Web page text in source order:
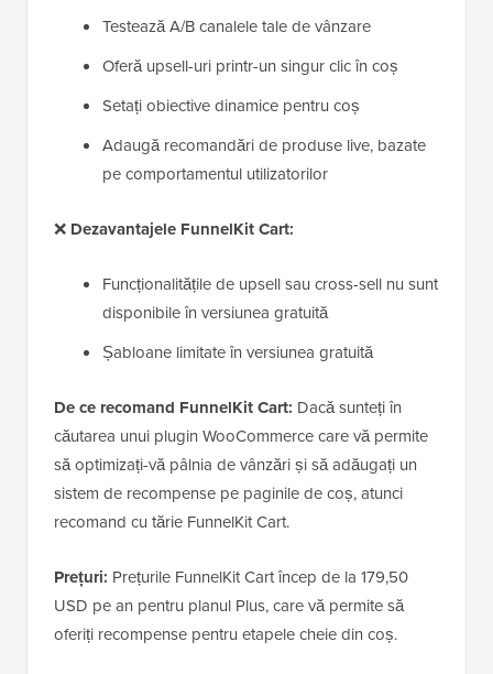
Testează A/B canalele tale de vânzare
Oferă upsell-uri printr-un singur clic în coș
Setați obiective dinamice pentru coș
Adaugă recomandări de produse live, bazate
pe comportamentul utilizatorilor
❌ Dezavantajele FunnelKit Cart:
Funcționalitățile de upsell sau cross-sell nu sunt
disponibile în versiunea gratuită
Șabloane limitate în versiunea gratuită
De ce recomand FunnelKit Cart: Dacă sunteți în
căutarea unui plugin WooCommerce care vă permite
să optimizați-vă pâlnia de vânzări și să adăugați un
sistem de recompense pe paginile de coș, atunci
recomand cu tărie FunnelKit Cart.
Prețuri: Prețurile FunnelKit Cart încep de la 179,50
USD pe an pentru planul Plus, care vă permite să
oferiți recompense pentru etapele cheie din coș.